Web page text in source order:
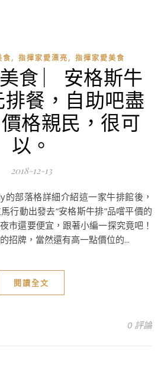
食, 指揮家愛漂亮, 指揮家愛美食
食 ︳安格斯牛
排餐，自助吧盡
格親民，很可
以。
2018-12-13
行動出發去“安格斯牛排”品嚐平價的
市還要便宜，跟著小編一探究竟吧！
招牌，當然還有高一點價位的...
閱讀全文
0 評論